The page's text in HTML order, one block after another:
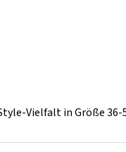
Vielfalt in Größe 36-